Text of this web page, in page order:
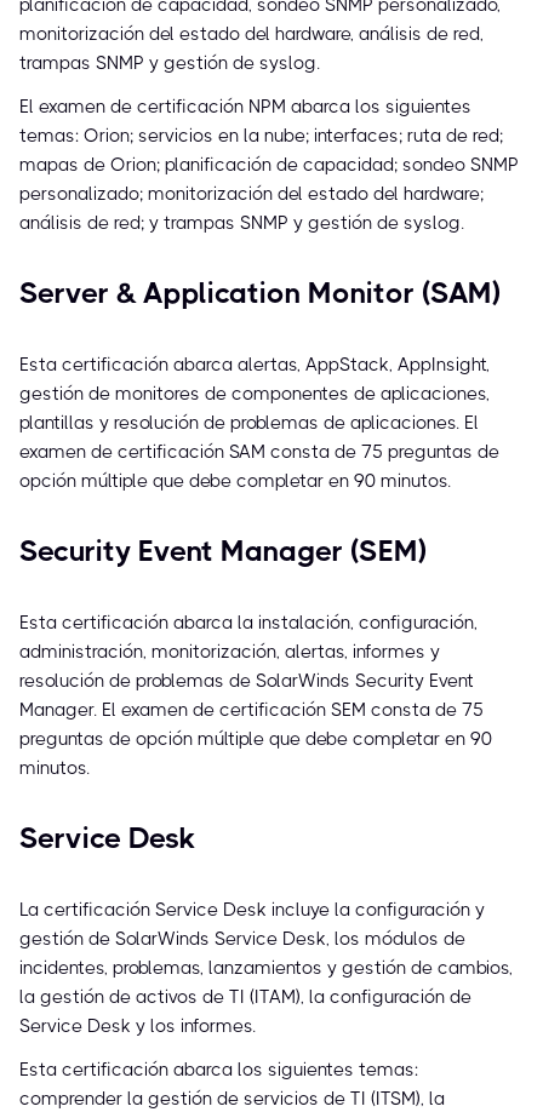
planificación de capacidad, sondeo SNMP personalizado,
monitorización del estado del hardware, análisis de red,
trampas SNMP y gestión de syslog.
El examen de certificación NPM abarca los siguientes
temas: Orion; servicios en la nube; interfaces; ruta de red;
mapas de Orion; planificación de capacidad; sondeo SNMP
personalizado; monitorización del estado del hardware;
análisis de red; y trampas SNMP y gestión de syslog.
Server & Application Monitor (SAM)
Esta certificación abarca alertas, AppStack, AppInsight,
gestión de monitores de componentes de aplicaciones,
plantillas y resolución de problemas de aplicaciones. El
examen de certificación SAM consta de 75 preguntas de
opción múltiple que debe completar en 90 minutos.
Security Event Manager (SEM)
Esta certificación abarca la instalación, configuración,
administración, monitorización, alertas, informes y
resolución de problemas de SolarWinds Security Event
Manager. El examen de certificación SEM consta de 75
preguntas de opción múltiple que debe completar en 90
minutos.
Service Desk
La certificación Service Desk incluye la configuración y
gestión de SolarWinds Service Desk, los módulos de
incidentes, problemas, lanzamientos y gestión de cambios,
la gestión de activos de TI (ITAM), la configuración de
Service Desk y los informes.
Esta certificación abarca los siguientes temas:
comprender la gestión de servicios de TI (ITSM), la